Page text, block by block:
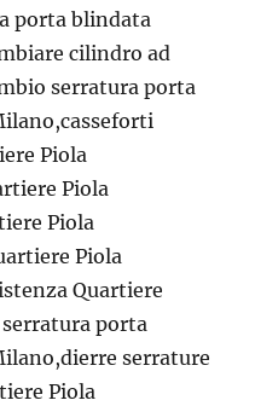
porta blindata
cilindro ad
serratura porta
Piola
Piola
Piola
Piola
Quartiere
porta
serrature
Piola